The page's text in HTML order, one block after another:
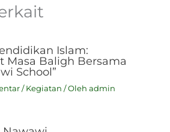
Islam:
Masa Baligh Bersama
School”
/ Kegiatan / Olehadmin